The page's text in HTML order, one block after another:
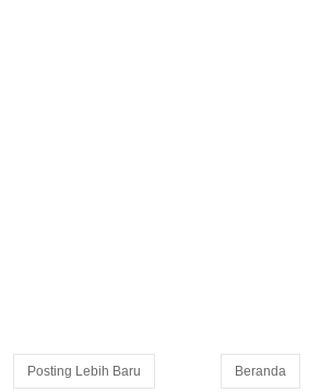
Posting Lebih Baru Beranda